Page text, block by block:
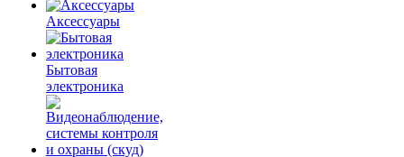
Аксессуары
Бытовая
электроника